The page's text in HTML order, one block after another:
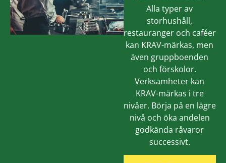
Alla typer av
storhushåll,
restauranger och caféer
kan KRAV-märkas, men
även gruppboenden
och förskolor.
Verksamheter kan
KRAV-märkas i tre
nivåer. Börja på en lägre
nivå och öka andelen
godkända råvaror
successivt.